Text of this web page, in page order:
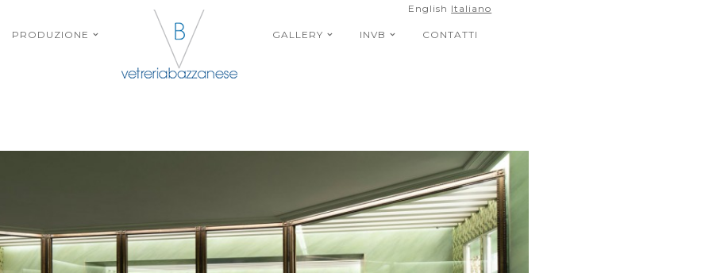
PRODUZIONE GALLERY INVB CONTATTI
English Italiano